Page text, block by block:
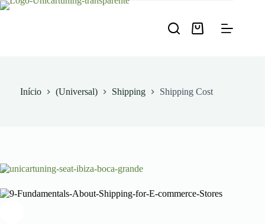
Pular
Carrinho
Início (Universal) Shipping Shipping Cost